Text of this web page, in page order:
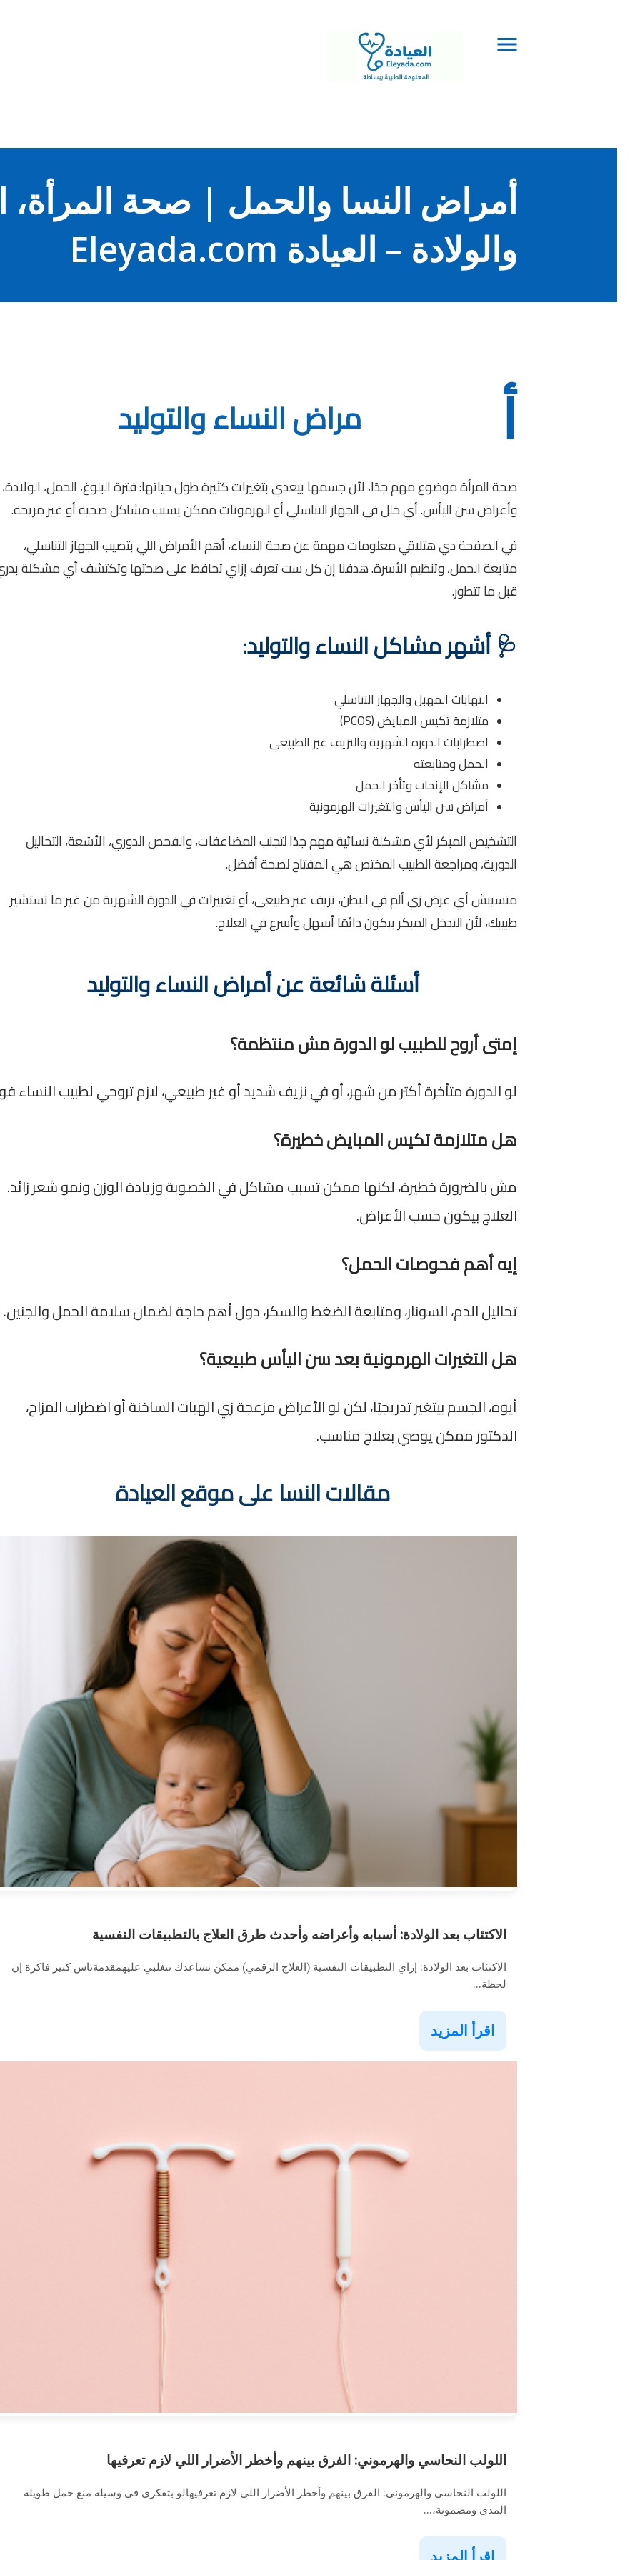
أمراض النسا والحمل | صحة المرأة،
والولادة – العيادة Eleyada.com
أ مراض النساء والتوليد
صحة المرأة موضوع مهم جدًا، لأن جسمها بيعدي بتغيرات كثيرة طول حياتها: فترة البلوغ، الحمل، الولادة،
وأعراض سن اليأس. أي خلل في الجهاز التناسلي أو الهرمونات ممكن يسبب مشاكل صحية أو غير مريحة.
في الصفحة دي هتلاقي معلومات مهمة عن صحة النساء، أهم الأمراض اللي بتصيب الجهاز التناسلي،
متابعة الحمل، وتنظيم الأسرة. هدفنا إن كل ست تعرف إزاي تحافظ على صحتها وتكتشف أي مشكلة
قبل ما تتطور.
🩺 أشهر مشاكل النساء والتوليد:
التهابات المهبل والجهاز التناسلي
متلازمة تكيس المبايض (PCOS)
اضطرابات الدورة الشهرية والنزيف غير الطبيعي
الحمل ومتابعته
مشاكل الإنجاب وتأخر الحمل
أمراض سن اليأس والتغيرات الهرمونية
التشخيص المبكر لأي مشكلة نسائية مهم جدًا لتجنب المضاعفات، والفحص الدوري، الأشعة، التحاليل
الدورية، ومراجعة الطبيب المختص هي المفتاح لصحة أفضل.
متسيبش أي عرض زي ألم في البطن، نزيف غير طبيعي، أو تغييرات في الدورة الشهرية من غير ما تستشير
طبيبك، لأن التدخل المبكر بيكون دائمًا أسهل وأسرع في العلاج.
أسئلة شائعة عن أمراض النساء والتوليد
إمتى أروح للطبيب لو الدورة مش منتظمة؟
لو الدورة متأخرة أكتر من شهر، أو في نزيف شديد أو غير طبيعي، لازم تروحي لطبيب النساء
هل متلازمة تكيس المبايض خطيرة؟
مش بالضرورة خطيرة، لكنها ممكن تسبب مشاكل في الخصوبة وزيادة الوزن ونمو شعر زائد.
العلاج بيكون حسب الأعراض.
إيه أهم فحوصات الحمل؟
تحاليل الدم، السونار، ومتابعة الضغط والسكر، دول أهم حاجة لضمان سلامة الحمل والجنين.
هل التغيرات الهرمونية بعد سن اليأس طبيعية؟
أيوه، الجسم بيتغير تدريجيًا، لكن لو الأعراض مزعجة زي الهبات الساخنة أو اضطراب المزاج،
الدكتور ممكن يوصي بعلاج مناسب.
مقالات النسا على موقع العيادة
الاكتئاب بعد الولادة: أسبابه وأعراضه وأحدث طرق العلاج بالتطبيقات النفسية
الاكتئاب بعد الولادة: إزاي التطبيقات النفسية (العلاج الرقمي) ممكن تساعدك تتغلبي عليهمقدمةناس كتير فاكرة إن
لحظة...
اقرأ المزيد
اللولب النحاسي والهرموني: الفرق بينهم وأخطر الأضرار اللي لازم تعرفيها
اللولب النحاسي والهرموني: الفرق بينهم وأخطر الأضرار اللي لازم تعرفيهالو بتفكري في وسيلة منع حمل طويلة
المدى ومضمونة،...
اقرأ المزيد